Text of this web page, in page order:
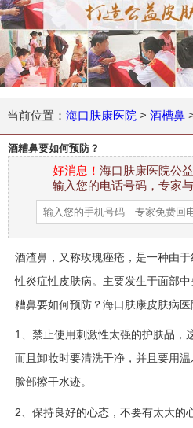
当前位置： 海口肤康医院 > 酒槽鼻
酒糟鼻要如何预防？
好消息！ 海口肤康医院公
输入您的电话号码，专家
酒渣鼻，又称玫瑰痤疮 ，是一种由于
性炎症性皮肤病。 主要发生于面部中
糟鼻要如何预防？海口肤康皮肤病医
1、 禁止使用刺激性太强的护肤品，
而且卸妆时要清洗干净，并且要用
脸部擦干水迹。
2、 保持良好的心态，不要有太大的